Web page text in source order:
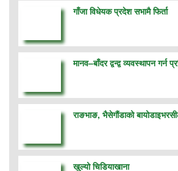
गाँजा विधेयक प्रदेश सभामै फिर्ता
मानव–बाँदर द्वन्द्व व्यवस्थापन गर्न
राङभाङ, भैसेगौंडाको
खुल्यो चिडियाखाना